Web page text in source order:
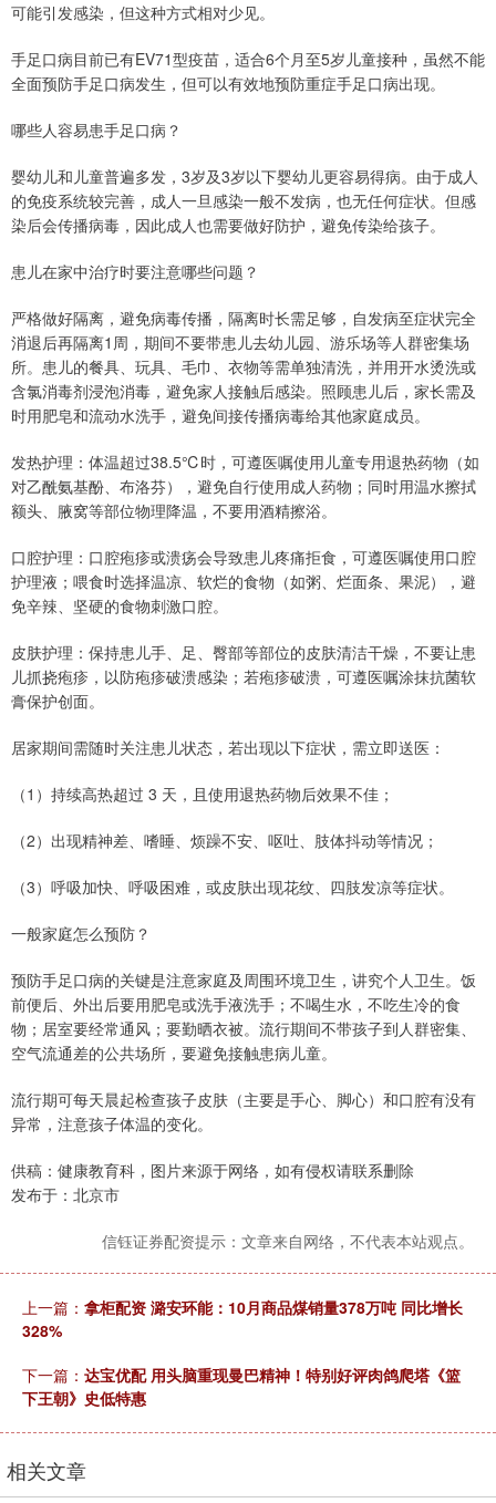
可能引发感染，但这种方式相对少见。
手足口病目前已有EV71型疫苗，适合6个月至5岁儿童接种，虽然不能
全面预防手足口病发生，但可以有效地预防重症手足口病出现。
哪些人容易患手足口病？
婴幼儿和儿童普遍多发，3岁及3岁以下婴幼儿更容易得病。由于成人
的免疫系统较完善，成人一旦感染一般不发病，也无任何症状。但感
染后会传播病毒，因此成人也需要做好防护，避免传染给孩子。
患儿在家中治疗时要注意哪些问题？
严格做好隔离，避免病毒传播，隔离时长需足够，自发病至症状完全
消退后再隔离1周，期间不要带患儿去幼儿园、游乐场等人群密集场
所。患儿的餐具、玩具、毛巾、衣物等需单独清洗，并用开水烫洗或
含氯消毒剂浸泡消毒，避免家人接触后感染。照顾患儿后，家长需及
时用肥皂和流动水洗手，避免间接传播病毒给其他家庭成员。
发热护理：体温超过38.5℃时，可遵医嘱使用儿童专用退热药物（如
对乙酰氨基酚、布洛芬），避免自行使用成人药物；同时用温水擦拭
额头、腋窝等部位物理降温，不要用酒精擦浴。
口腔护理：口腔疱疹或溃疡会导致患儿疼痛拒食，可遵医嘱使用口腔
护理液；喂食时选择温凉、软烂的食物（如粥、烂面条、果泥），避
免辛辣、坚硬的食物刺激口腔。
皮肤护理：保持患儿手、足、臀部等部位的皮肤清洁干燥，不要让患
儿抓挠疱疹，以防疱疹破溃感染；若疱疹破溃，可遵医嘱涂抹抗菌软
膏保护创面。
居家期间需随时关注患儿状态，若出现以下症状，需立即送医：
（1）持续高热超过 3 天，且使用退热药物后效果不佳；
（2）出现精神差、嗜睡、烦躁不安、呕吐、肢体抖动等情况；
（3）呼吸加快、呼吸困难，或皮肤出现花纹、四肢发凉等症状。
一般家庭怎么预防？
预防手足口病的关键是注意家庭及周围环境卫生，讲究个人卫生。饭
前便后、外出后要用肥皂或洗手液洗手；不喝生水，不吃生冷的食
物；居室要经常通风；要勤晒衣被。流行期间不带孩子到人群密集、
空气流通差的公共场所，要避免接触患病儿童。
流行期可每天晨起检查孩子皮肤（主要是手心、脚心）和口腔有没有
异常，注意孩子体温的变化。
供稿：健康教育科，图片来源于网络，如有侵权请联系删除
发布于：北京市
信钰证券配资提示：文章来自网络，不代表本站观点。
上一篇： 拿柜配资 潞安环能：10月商品煤销量378万吨 同比增长
328%
下一篇： 达宝优配 用头脑重现曼巴精神！特别好评肉鸽爬塔《篮
下王朝》史低特惠
相关文章